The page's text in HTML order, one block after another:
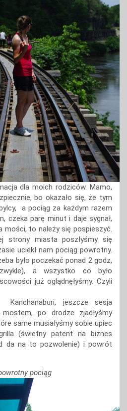
dla moich rodziców. Mamo,
bo okazało się, że tym
a pociąg za każdym razem
czeka parę minut i daje sygnał,
mości, to należy się pospieszyć.
strony miasta poszłyśmy się
uciekł nam pociąg powrotny.
było poczekać ponad 2 godz,
a wszystko co było
już oglądnęłyśmy. Czyli
jeszcze sesja
po drodze zjadłyśmy
same musiałyśmy sobie upiec
(świetny patent na biznes
da na to pozwolenie) i powrót
pociąg